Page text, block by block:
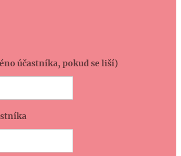
účastníka, pokud se liší)